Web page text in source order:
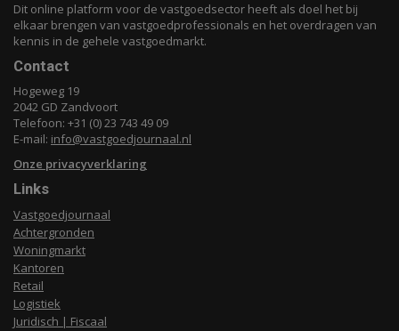
Dit online platform voor de vastgoedsector heeft als doel het bij
elkaar brengen van vastgoedprofessionals en het overdragen van
kennis in de gehele vastgoedmarkt.
Contact
Hogeweg 19
2042 GD Zandvoort
Telefoon: +31 (0) 23 743 49 09
E-mail: info@vastgoedjournaal.nl
Onze privacyverklaring
Links
Vastgoedjournaal
Achtergronden
Woningmarkt
Kantoren
Retail
Logistiek
Juridisch | Fiscaal